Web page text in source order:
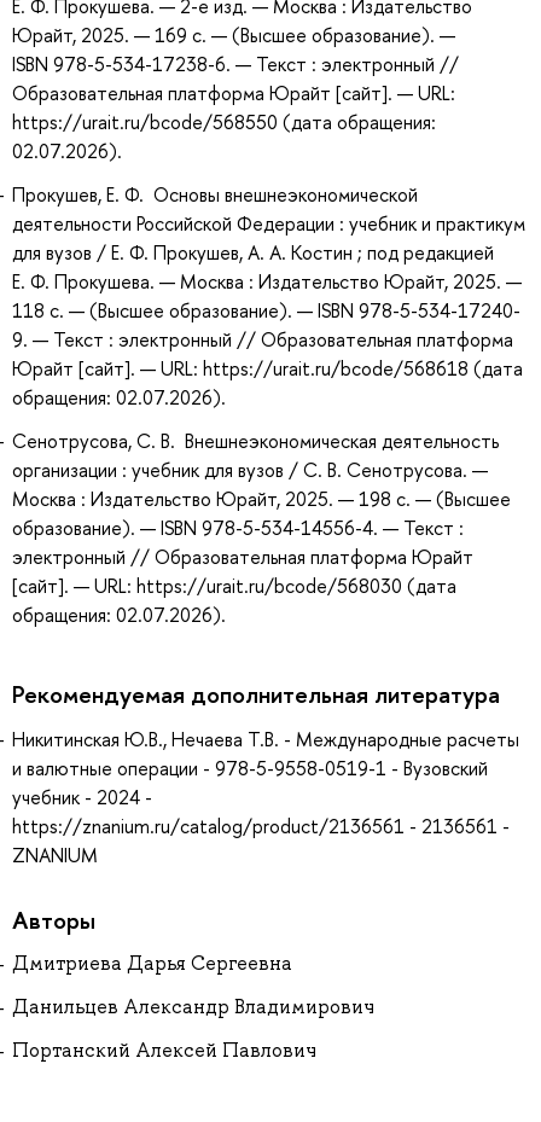
Е. Ф. Прокушева. — 2-е изд. — Москва : Издательство
Юрайт, 2025. — 169 с. — (Высшее образование). —
ISBN 978-5-534-17238-6. — Текст : электронный //
Образовательная платформа Юрайт [сайт]. — URL:
https://urait.ru/bcode/568550 (дата обращения:
02.07.2026).
Прокушев, Е. Ф. Основы внешнеэкономической
деятельности Российской Федерации : учебник и практикум
для вузов / Е. Ф. Прокушев, А. А. Костин ; под редакцией
Е. Ф. Прокушева. — Москва : Издательство Юрайт, 2025. —
118 с. — (Высшее образование). — ISBN 978-5-534-17240-
9. — Текст : электронный // Образовательная платформа
Юрайт [сайт]. — URL: https://urait.ru/bcode/568618 (дата
обращения: 02.07.2026).
Сенотрусова, С. В. Внешнеэкономическая деятельность
организации : учебник для вузов / С. В. Сенотрусова. —
Москва : Издательство Юрайт, 2025. — 198 с. — (Высшее
образование). — ISBN 978-5-534-14556-4. — Текст :
электронный // Образовательная платформа Юрайт
[сайт]. — URL: https://urait.ru/bcode/568030 (дата
обращения: 02.07.2026).
Рекомендуемая дополнительная литература
Никитинская Ю.В., Нечаева Т.В. - Международные расчеты
и валютные операции - 978-5-9558-0519-1 - Вузовский
учебник - 2024 -
https://znanium.ru/catalog/product/2136561 - 2136561 -
ZNANIUM
Авторы
Дмитриева Дарья Сергеевна
Данильцев Александр Владимирович
Портанский Алексей Павлович